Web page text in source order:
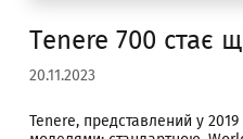
Tenere 700 стає
20.11.2023
Tenere, представлений у